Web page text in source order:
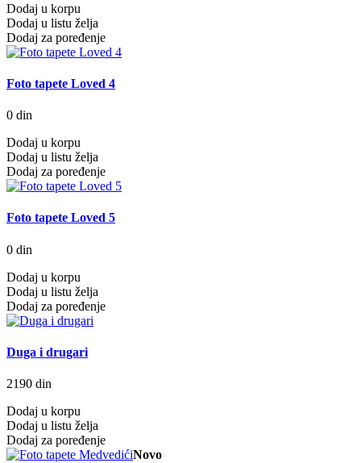
Dodaj u korpu
Dodaj u listu želja
Dodaj za poređenje
Foto tapete Loved 4
0 din
Dodaj u korpu
Dodaj u listu želja
Dodaj za poređenje
Foto tapete Loved 5
0 din
Dodaj u korpu
Dodaj u listu želja
Dodaj za poređenje
Duga i drugari
2190 din
Dodaj u korpu
Dodaj u listu želja
Dodaj za poređenje
Novo